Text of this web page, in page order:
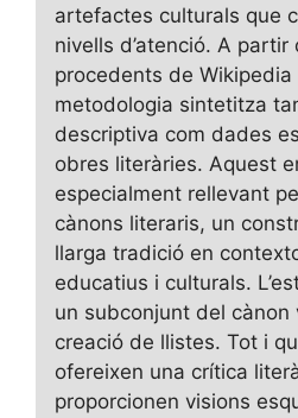
artefactes culturals que
nivells d’atenció. A partir
procedents de Wikipedia
metodologia sintetitza
descriptiva com dades
obres literàries. Aquest
especialment rellevant
cànons literaris, un
llarga tradició en
educatius i culturals.
un subconjunt del cànon
creació de llistes. Tot i
ofereixen una crítica
proporcionen visions